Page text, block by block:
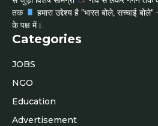
तक
हमारा उद्देश्य है "भारत बोले, सच्चाई
के पक्ष में।.
Categories
JOBS
NGO
Education
Advertisement